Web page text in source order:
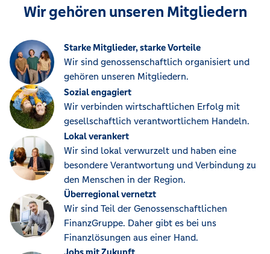
Wir gehören unseren Mitgliedern
Starke Mitglieder, starke Vorteile
Wir sind genossenschaftlich organisiert und
gehören unseren Mitgliedern.
Sozial engagiert
Wir verbinden wirtschaftlichen Erfolg mit
gesellschaftlich verantwortlichem Handeln.
Lokal verankert
Wir sind lokal verwurzelt und haben eine
besondere Verantwortung und Verbindung zu
den Menschen in der Region.
Überregional vernetzt
Wir sind Teil der Genossenschaftlichen
FinanzGruppe. Daher gibt es bei uns
Finanzlösungen aus einer Hand.
Jobs mit Zukunft